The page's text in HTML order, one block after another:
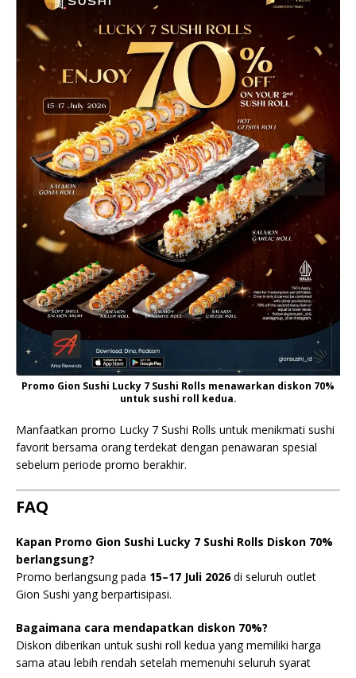
Promo Gion Sushi Lucky 7 Sushi Rolls menawarkan diskon 70%
untuk sushi roll kedua.
Manfaatkan promo Lucky 7 Sushi Rolls untuk menikmati sushi
favorit bersama orang terdekat dengan penawaran spesial
sebelum periode promo berakhir.
FAQ
Kapan Promo Gion Sushi Lucky 7 Sushi Rolls Diskon 70%
berlangsung?
Promo berlangsung pada 15–17 Juli 2026di seluruh outlet
Gion Sushi yang berpartisipasi.
Bagaimana cara mendapatkan diskon 70%?
Diskon diberikan untuk sushi roll kedua yang memiliki harga
sama atau lebih rendah setelah memenuhi seluruh syarat